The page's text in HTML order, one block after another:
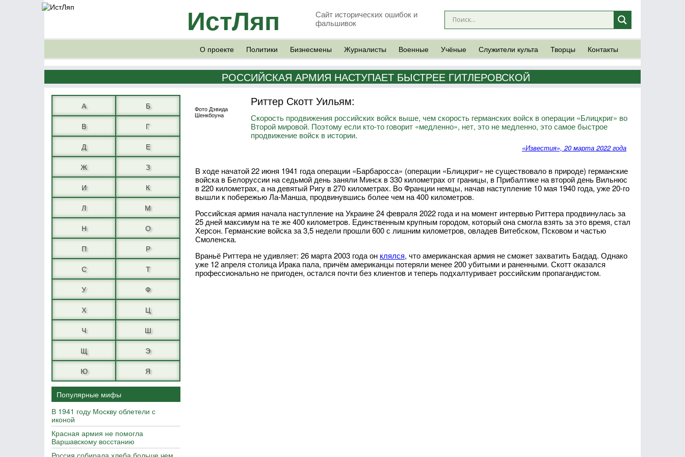
ИстЛяп
Сайт исторических ошибок и
фальшивок
О проекте Политики Бизнесмены Журналисты Военные Учёные Служители культа Творцы Контакты
РОССИЙСКАЯ АРМИЯ НАСТУПАЕТ БЫСТРЕЕ ГИТЛЕРОВСКОЙ
А
Б
В
Г
Д
Е
Ж
З
И
К
Л
М
Н
О
П
Р
С
Т
У
Ф
Х
Ц
Ч
Ш
Щ
Э
Ю
Я
Популярные мифы
В 1941 году Москву облетели с
иконой
Красная армия не помогла
Варшавскому восстанию
Россия собирала хлеба больше чем
Фото Дэвида
Шенкбоуна
Риттер Скотт Уильям:
Скорость продвижения российских войск выше, чем скорость германских войск в операции «Блицкриг» во
Второй мировой. Поэтому если кто-то говорит «медленно», нет, это не медленно, это самое быстрое
продвижение войск в истории.
«Известия», 20 марта 2022 года
В ходе начатой 22 июня 1941 года операции «Барбаросса» (операции «Блицкриг» не существовало в природе) германские
войска в Белоруссии на седьмой день заняли Минск в 330 километрах от границы, в Прибалтике на второй день Вильнюс
в 220 километрах, а на девятый Ригу в 270 километрах. Во Франции немцы, начав наступление 10 мая 1940 года, уже 20-го
вышли к побережью Ла-Манша, продвинувшись более чем на 400 километров.
Российская армия начала наступление на Украине 24 февраля 2022 года и на момент интервью Риттера продвинулась за
25 дней максимум на те же 400 километров. Единственным крупным городом, который она смогла взять за это время, стал
Херсон. Германские войска за 3,5 недели прошли 600 с лишним километров, овладев Витебском, Псковом и частью
Смоленска.
Враньё Риттера не удивляет: 26 марта 2003 года он клялся, что американская армия не сможет захватить Багдад. Однако
уже 12 апреля столица Ирака пала, причём американцы потеряли менее 200 убитыми и раненными. Скотт оказался
профессионально не пригоден, остался почти без клиентов и теперь подхалтуривает российским пропагандистом.